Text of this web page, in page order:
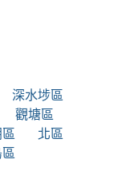
深水埗區
觀塘區
北區